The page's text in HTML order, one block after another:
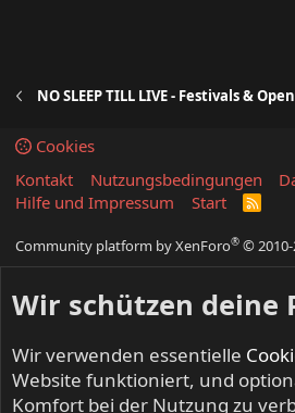
NO SLEEP TILL LIVE - Festivals &
Cookies
Kontakt
Nutzungsbedingungen
Hilfe und Impressum
Start
R
S
Community platform by XenForo® ©
Wir schützen deine
Wir verwenden essentielle
Website funktioniert, und
Komfort bei der Nutzung zu